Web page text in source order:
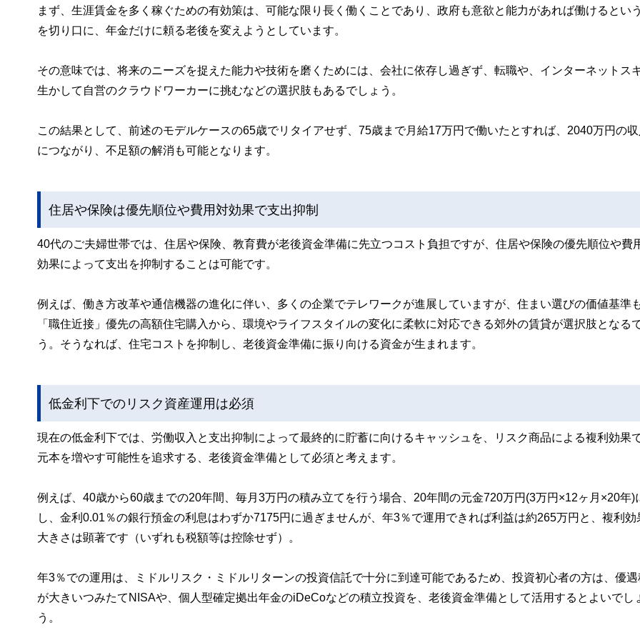
まず、生涯賃金を多く稼ぐための有効策は、可能な限り長く働くことであり、政府も意欲と能力があれば働けるとい
を切り口に、年金だけに頼る老後を変えようとしています。
その意味では、将来のニーズを捉えた能力や技術を磨くためには、会社に依存し過ぎず、転職や、インターネットス
生かして自営のクラウドワーカーに挑むなどの選択肢もあるでしょう。
この結果として、前述のモデルケースの65歳でリタイアせず、75歳まで月給17万円で働いたとすれば、2040万円の
につながり、不足額の解消も可能となります。
住居や保険は優先順位や費用対効果で支出抑制
40代のご夫婦世帯では、住居や保険、教育費が老後資金準備に先立つコスト負担ですが、住居や保険の優先順位や費
効果によって支出を抑制することは可能です。
例えば、働き方改革や通信機器の進化に伴い、多くの企業でテレワークが進展していますが、住まい選びの価値基準も
「職住近接」優先の高額住宅購入から、環境やライフスタイルの変化に柔軟に対応できる郊外の賃貸が選択肢となる
う。そうなれば、住宅コストを抑制し、老後資金準備に振り向ける資金が生まれます。
低金利下でのリスク資産運用は必須
現在の低金利下では、労働収入と支出抑制によって最終的に貯蓄に向けるキャッシュを、リスク商品による複利効果
元本を増やす可能性を追求する、老後資金準備として必須と考えます。
例えば、40歳から60歳までの20年間、毎月3万円の積み立てを行う場合、20年間の元金720万円(3万円×12ヶ月×20年)
し、金利0.01％の銀行預金の利息はわずか7175円に過ぎませんが、年3％で運用できれば利益は約265万円と、複利効
大きさは顕著です（いずれも税額等は控除せず）。
年3％での運用は、ミドルリスク・ミドルリターンの投資信託で十分に到達可能であるため、投資初心者の方は、優遇
が大きいつみたてNISAや、個人型確定拠出年金のiDeCoなどの積立投資を、老後資金準備として活用するとよいでし
う。